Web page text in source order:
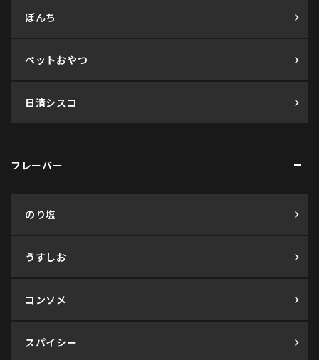
ぼんち
ペットおやつ
日清シスコ
フレーバー
のり塩
うすしお
コンソメ
スパイシー